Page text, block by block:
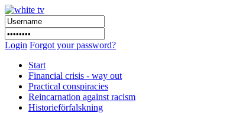
Login Forgot your password?
Start
Financial crisis - way out
Practical conspiracies
Reincarnation against racism
Historieförfalskning